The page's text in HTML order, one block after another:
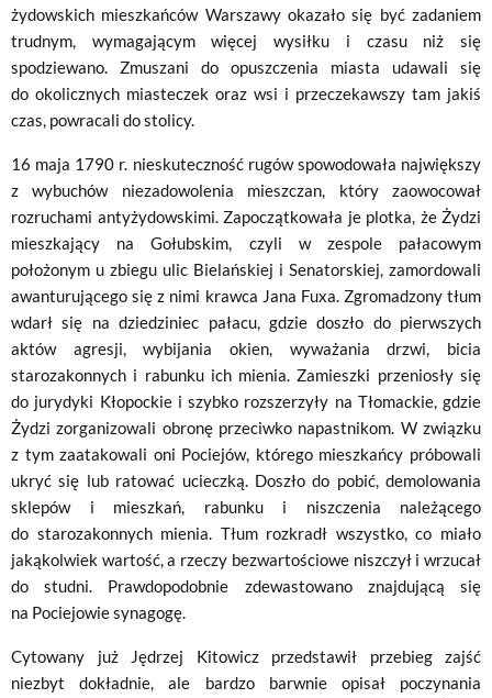
żydowskich mieszkańców Warszawy okazało się być zadaniem
trudnym, wymagającym więcej wysiłku i czasu niż się
spodziewano. Zmuszani do opuszczenia miasta udawali się
do okolicznych miasteczek oraz wsi i przeczekawszy tam jakiś
czas, powracali do stolicy.
16 maja 1790 r. nieskuteczność rugów spowodowała największy
z wybuchów niezadowolenia mieszczan, który zaowocował
rozruchami antyżydowskimi. Zapoczątkowała je plotka, że Żydzi
mieszkający na Gołubskim, czyli w zespole pałacowym
położonym u zbiegu ulic Bielańskiej i Senatorskiej, zamordowali
awanturującego się z nimi krawca Jana Fuxa. Zgromadzony tłum
wdarł się na dziedziniec pałacu, gdzie doszło do pierwszych
aktów agresji, wybijania okien, wyważania drzwi, bicia
starozakonnych i rabunku ich mienia. Zamieszki przeniosły się
do jurydyki Kłopockie i szybko rozszerzyły na Tłomackie, gdzie
Żydzi zorganizowali obronę przeciwko napastnikom. W związku
z tym zaatakowali oni Pociejów, którego mieszkańcy próbowali
ukryć się lub ratować ucieczką. Doszło do pobić, demolowania
sklepów i mieszkań, rabunku i niszczenia należącego
do starozakonnych mienia. Tłum rozkradł wszystko, co miało
jakąkolwiek wartość, a rzeczy bezwartościowe niszczył i wrzucał
do studni. Prawdopodobnie zdewastowano znajdującą się
na Pociejowie synagogę.
Cytowany już Jędrzej Kitowicz przedstawił przebieg zajść
niezbyt dokładnie, ale bardzo barwnie opisał poczynania